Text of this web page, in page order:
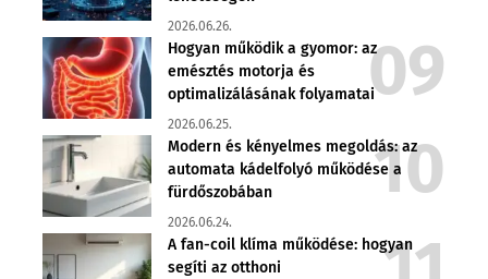
2026.06.26.
Hogyan működik a gyomor: az
emésztés motorja és
optimalizálásának folyamatai
2026.06.25.
Modern és kényelmes megoldás: az
automata kádelfolyó működése a
fürdőszobában
2026.06.24.
A fan-coil klíma működése: hogyan
segíti az otthoni